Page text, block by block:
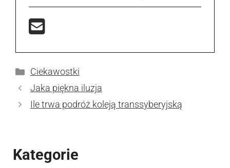
Kategorie
Ciekawostki
Jaka piękna iluzja
Ile trwa podróż koleją transsyberyjską
Kategorie